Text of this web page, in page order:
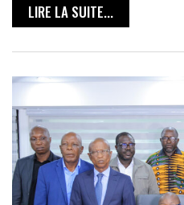
LIRE LA SUITE...